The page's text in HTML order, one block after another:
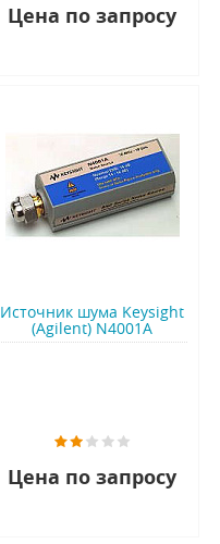
Цена по запросу
Источник шума Keysight
(Agilent) N4001A
Цена по запросу